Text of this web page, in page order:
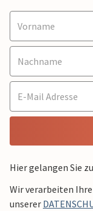
Hier gelangen Sie
Wir verarbeiten
unserer